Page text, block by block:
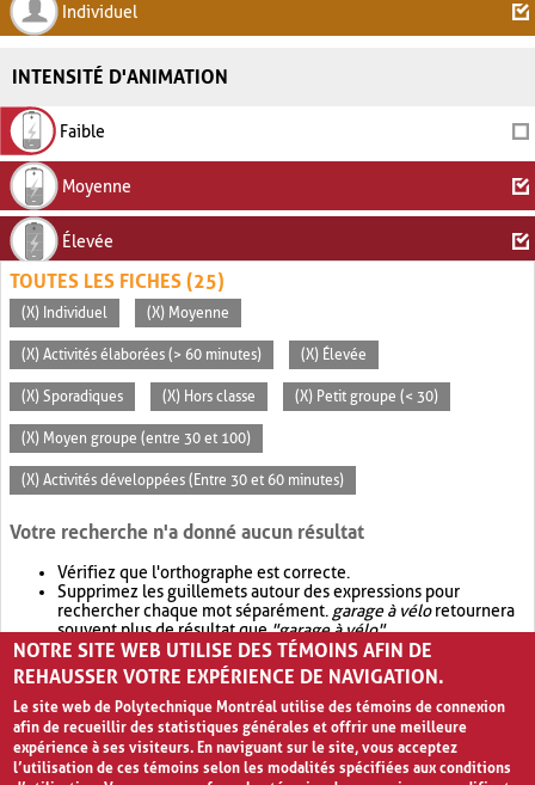
Individuel
INTENSITÉ D'ANIMATION
Faible
Moyenne
Élevée
TOUTES LES FICHES (25)
(X) Individuel (X) Moyenne
(X) Activités élaborées (> 60 minutes) (X) Élevée
(X) Sporadiques (X) Hors classe (X) Petit groupe (< 30)
(X) Moyen groupe (entre 30 et 100)
(X) Activités développées (Entre 30 et 60 minutes)
Votre recherche n'a donné aucun résultat
Vérifiez que l'orthographe est correcte.
Supprimez les guillemets autour des expressions pour
rechercher chaque mot séparément. garage à véloretournera
souvent plus de résultat que"garage à vélo".
Envisagez d'élargir votre recherche avec OR.garage OR vélo
retournera souvent plus de résultat quegarage à vélo
NOTRE SITE WEB UTILISE DES TÉMOINS AFIN DE
REHAUSSER VOTRE EXPÉRIENCE DE NAVIGATION.
Le site web de Polytechnique Montréal utilise des témoins de connexion
afin de recueillir des statistiques générales et offrir une meilleure
expérience à ses visiteurs. En naviguant sur le site, vous acceptez
l’utilisation de ces témoins selon les modalités spécifiées aux conditions